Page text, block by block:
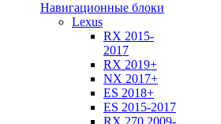
Навигационные блоки
Lexus
RX 2015-
2017
RX 2019+
NX 2017+
ES 2018+
ES 2015-2017
RX 270 2009-